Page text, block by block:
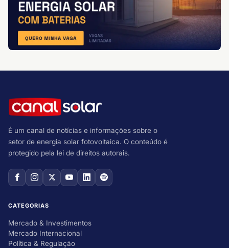
É um canal de notícias e informações sobre o
setor de energia solar fotovoltaica. O conteúdo é
protegido pela lei de direitos autorais.
CATEGORIAS
Mercado & Investimentos
Mercado Internacional
Política & Regulação